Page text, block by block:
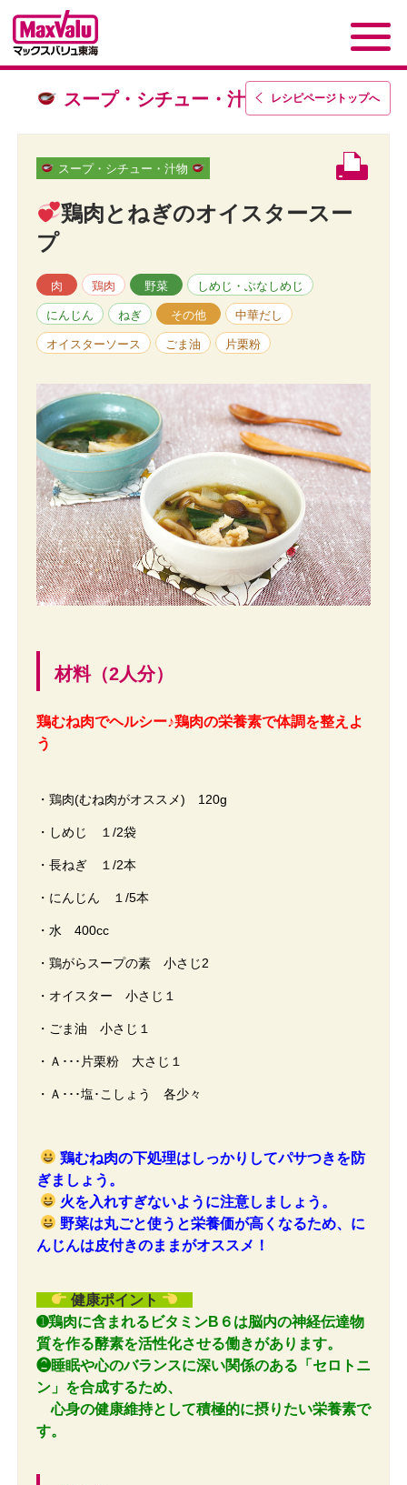
レシピページトップへ
スープ・シチュー・汁物
スープ・シチュー・汁物
鶏肉とねぎのオイスタースー
プ
肉 鶏肉 野菜 しめじ・ぶなしめじ
にんじん ねぎ その他 中華だし
オイスターソース ごま油 片栗粉
材料（2人分）
鶏むね肉でヘルシー♪鶏肉の栄養素で体調を整えよ
う
・鶏肉(むね肉がオススメ) 120g
・しめじ １/2袋
・長ねぎ １/2本
・にんじん １/5本
・水 400cc
・鶏がらスープの素 小さじ2
・オイスター 小さじ１
・ごま油 小さじ１
・Ａ･･･片栗粉 大さじ１
・Ａ･･･塩･こしょう 各少々
鶏むね肉の下処理はしっかりしてパサつきを防
ぎましょう。
火を入れすぎないように注意しましょう。
野菜は丸ごと使うと栄養価が高くなるため、に
んじんは皮付きのままがオススメ！
健康ポイント
➊鶏肉に含まれるビタミンB６は脳内の神経伝達物
質を作る酵素を活性化させる働きがあります。
❷睡眠や心のバランスに深い関係のある「セロトニ
ン」を合成するため、
心身の健康維持として積極的に摂りたい栄養素で
す。